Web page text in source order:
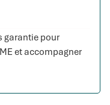
garantie pour
et accompagner